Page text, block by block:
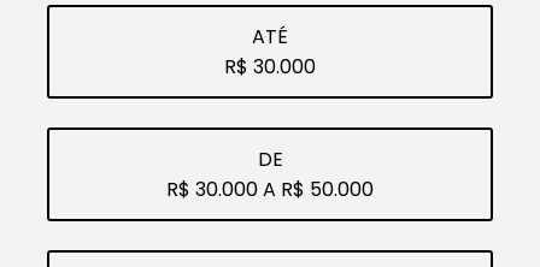
ATÉ
R$ 30.000
DE
R$ 30.000 A R$ 50.000